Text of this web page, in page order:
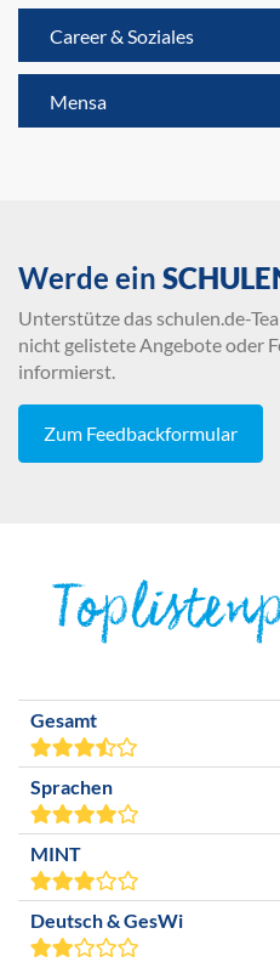
Career & Soziales
Mensa
Werde ein
Unterstütze das schulen.de-
nicht gelistete Angebote oder
informierst.
Zum Feedbackformular
Gesamt
Sprachen
MINT
Deutsch & GesWi